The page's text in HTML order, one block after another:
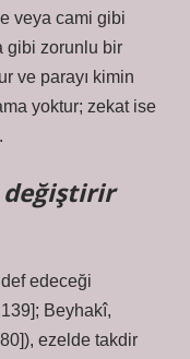
veya cami gibi
gibi zorunlu bir
ve parayı kimin
yoktur; zekat ise
değiştirir
edeceği
Beyhakî,
ezelde takdir